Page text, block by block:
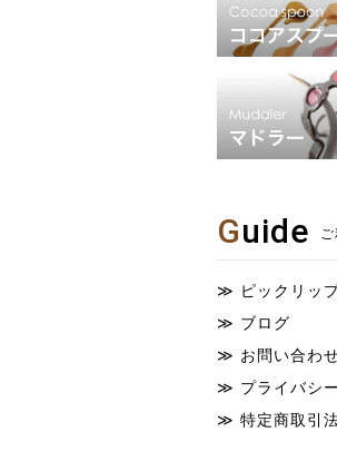
Guide
ピックリッ
ブログ
お問い合わ
プライバシ
特定商取引